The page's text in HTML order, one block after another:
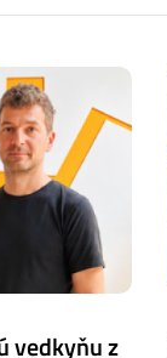
vedkyňu z